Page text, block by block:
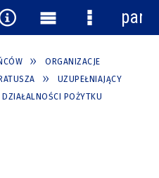
ORGANIZACJE
UZUPEŁNIAJĄCY
POŻYTKU
Menu
główne
Menu
panel